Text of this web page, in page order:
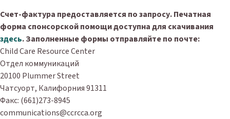
Счет-фактура предоставляется по запросу.Печатная
форма спонсорской помощи доступна для скачивания
здесь. Заполненные формы отправляйте по почте:
Child Care Resource Center
Отдел коммуникаций
20100 Plummer Street
Чатсуорт, Калифорния 91311
Факс: (661)273-8945
communications@ccrcca.org